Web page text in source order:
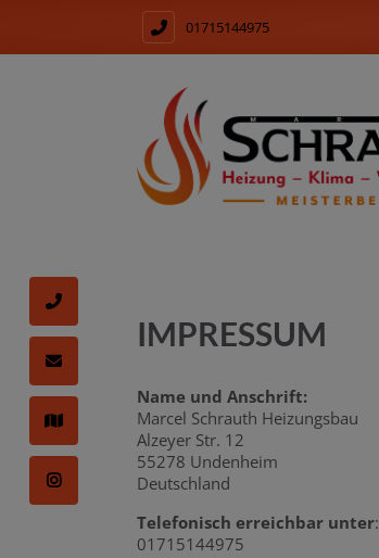
01715144975
IMPRESSUM
Name und Anschrift:
Marcel Schrauth Heizungsbau
Alzeyer Str. 12
55278 Undenheim
Deutschland
Telefonisch erreichbar unter:
01715144975